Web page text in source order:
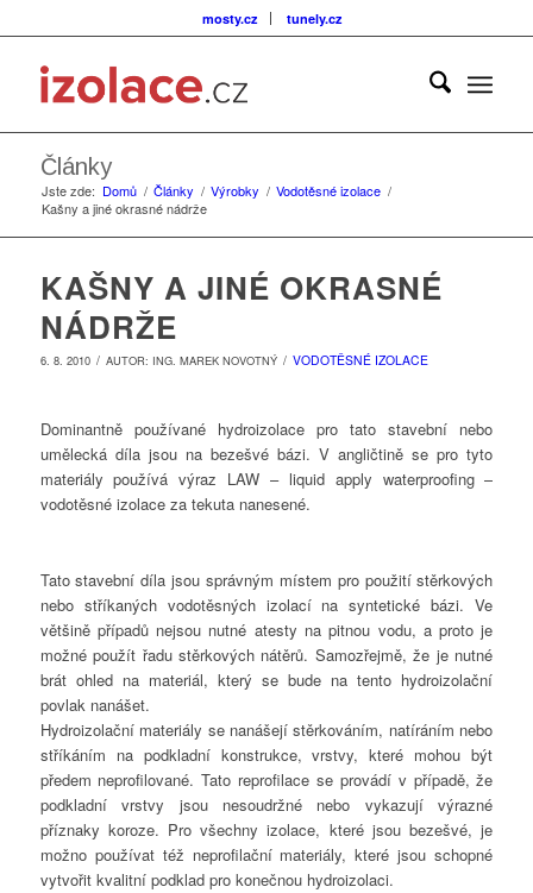
mosty.cz tunely.cz
Články
Jste zde: Domů / Články / Výrobky / Vodotěsné izolace /
Kašny a jiné okrasné nádrže
KAŠNY A JINÉ OKRASNÉ
NÁDRŽE
6. 8. 2010 / AUTOR: ING. MAREK NOVOTNÝ / VODOTĚSNÉ IZOLACE
Dominantně používané hydroizolace pro tato stavební nebo
umělecká díla jsou na bezešvé bázi. V angličtině se pro tyto
materiály používá výraz LAW – liquid apply waterproofing –
vodotěsné izolace za tekuta nanesené.
Tato stavební díla jsou správným místem pro použití stěrkových
nebo stříkaných vodotěsných izolací na syntetické bázi. Ve
většině případů nejsou nutné atesty na pitnou vodu, a proto je
možné použít řadu stěrkových nátěrů. Samozřejmě, že je nutné
brát ohled na materiál, který se bude na tento hydroizolační
povlak nanášet.
Hydroizolační materiály se nanášejí stěrkováním, natíráním nebo
stříkáním na podkladní konstrukce, vrstvy, které mohou být
předem neprofilované. Tato reprofilace se provádí v případě, že
podkladní vrstvy jsou nesoudržné nebo vykazují výrazné
příznaky koroze. Pro všechny izolace, které jsou bezešvé, je
možno používat též neprofilační materiály, které jsou schopné
vytvořit kvalitní podklad pro konečnou hydroizolaci.